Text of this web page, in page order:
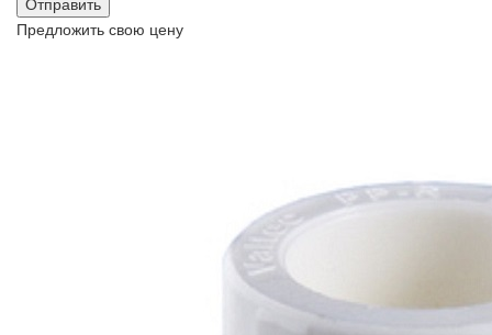
Предложить свою цену